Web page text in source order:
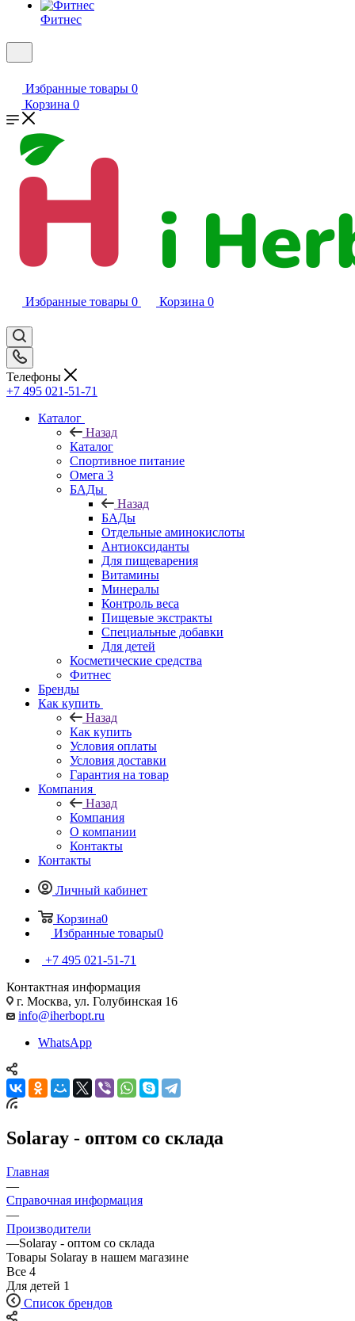
Фитнес
Избранные товары 0
Корзина 0
Избранные товары 0 Корзина 0
Телефоны
+7 495 021-51-71
Каталог
Назад
Каталог
Спортивное питание
Омега 3
БАДы
Назад
БАДы
Отдельные аминокислоты
Антиоксиданты
Для пищеварения
Витамины
Минералы
Контроль веса
Пищевые экстракты
Специальные добавки
Для детей
Косметические средства
Фитнес
Бренды
Как купить
Назад
Как купить
Условия оплаты
Условия доставки
Гарантия на товар
Компания
Назад
Компания
О компании
Контакты
Контакты
Личный кабинет
Корзина0
Избранные товары0
+7 495 021-51-71
Контактная информация
г. Москва, ул. Голубинская 16
info@iherbopt.ru
WhatsApp
Solaray - оптом со склада
Главная
—
Справочная информация
—
Производители
—Solaray - оптом со склада
Товары Solaray в нашем магазине
Все 4
Для детей 1
Список брендов